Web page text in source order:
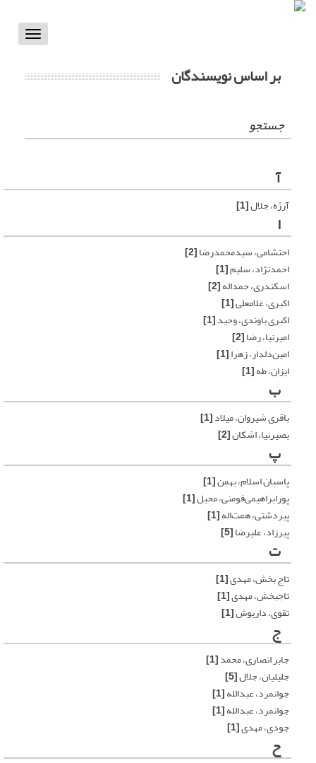
Toggle
بر اساس نویسندگان
جستجو
آ
آرژه، جلال[1]
ا
احتشامی، سیدمحمدرضا[2]
احمدنژاد، سلیم[1]
اسکندری، حمداله[2]
اکبری، غلامعلی[1]
اکبری باوندی، وحید[1]
امیرنیا، رضا[2]
امین‌دلدار، زهرا[1]
ایزان، طه[1]
ب
باقری شیروان، میلاد[1]
بصیرنیا، اشکان[2]
پ
پاسبان اسلام، بهمن[1]
پورابراهیمی‌فومنی، محیل[1]
پیردشتی، همت‌اله[1]
پیرزاد، علیرضا[5]
ت
تاج بخش، مهدی[1]
تاجبخش، مهدی[1]
تقوی، داریوش[1]
ج
جابر انصاری، محمد[1]
جلیلیان، جلال[5]
جوانمرد، عبدالله[1]
جوانمرد، عبدالله[1]
جودی، مهدی[1]
ح